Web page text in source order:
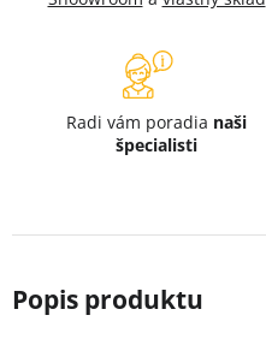
Radi vám poradia naši
špecialisti